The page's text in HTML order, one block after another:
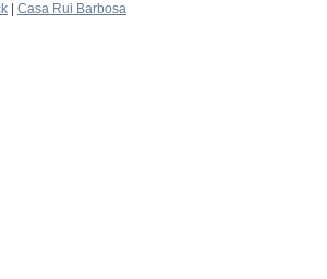
Casa Rui Barbosa